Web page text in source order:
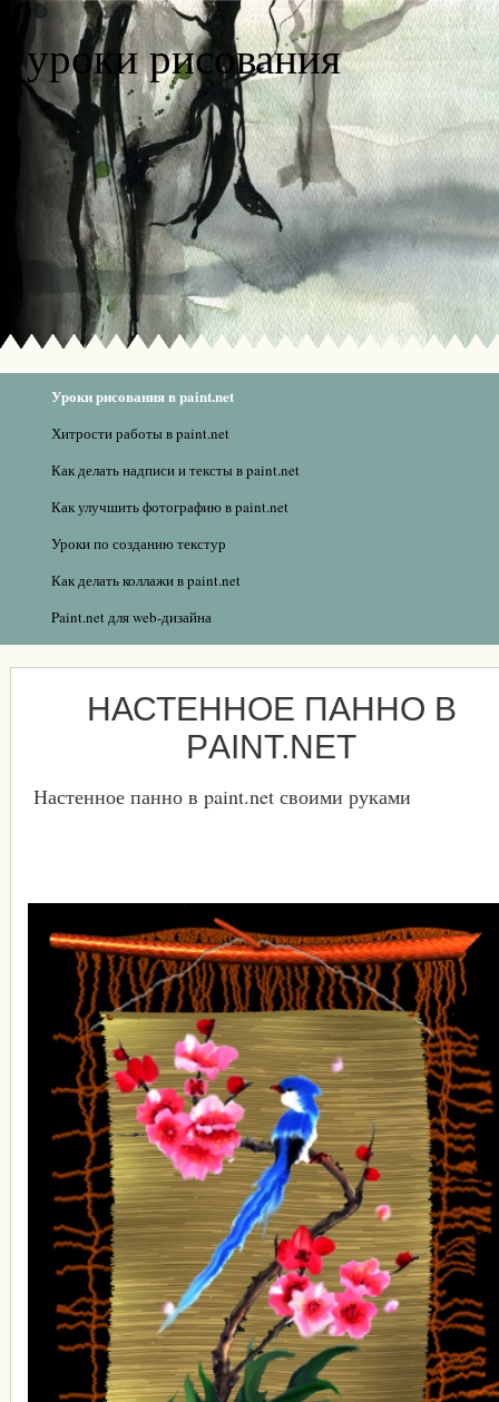
уроки рисования
Уроки рисования в paint.net
Хитрости работы в paint.net
Как делать надписи и тексты в paint.net
Как улучшить фотографию в paint.net
Уроки по созданию текстур
Как делать коллажи в paint.net
Paint.net для web-дизайна
НАСТЕННОЕ ПАННО В
РAINT.NET
Настенное панно в paint.net своими руками